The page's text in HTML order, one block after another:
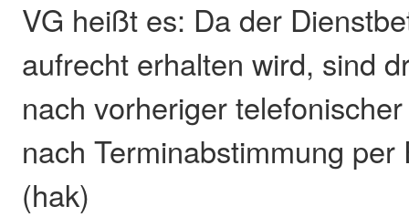
VG heißt es: Da der
aufrecht erhalten wird, sind
nach vorheriger
nach Terminabstimmung
(hak)